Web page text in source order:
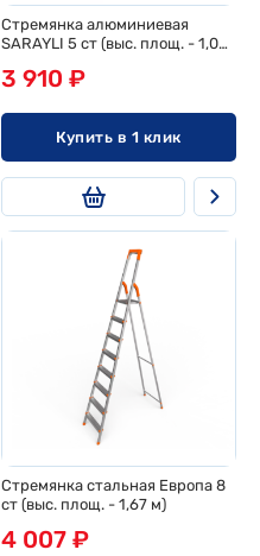
Стремянка алюминиевая
SARAYLI 5 ст (выс. площ. - 1,04
3 910 ₽
Купить в 1 клик
Стремянка стальная Европа 8
ст (выс. площ. - 1,67 м)
4 007 ₽